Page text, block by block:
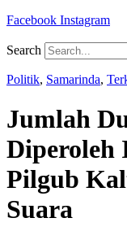
Facebook Instagram
Search
Politik, Samarinda,
Jumlah
Diperoleh
Pilgub
Suara